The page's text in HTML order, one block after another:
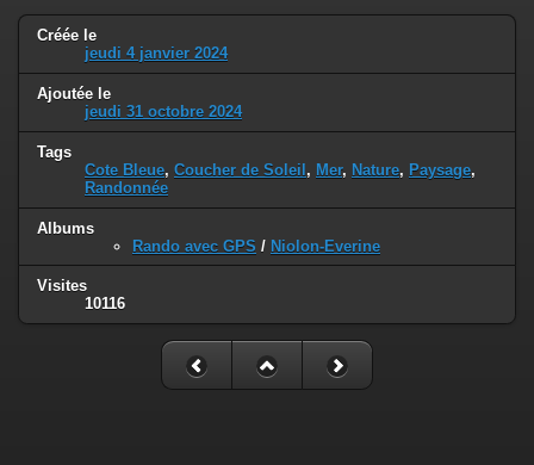
Créée le
jeudi 4 janvier 2024
Ajoutée le
jeudi 31 octobre 2024
Tags
Cote Bleue, Coucher de Soleil, Mer, Nature, Paysage,
Randonnée
Albums
Rando avec GPS / Niolon-Everine
Visites
10116